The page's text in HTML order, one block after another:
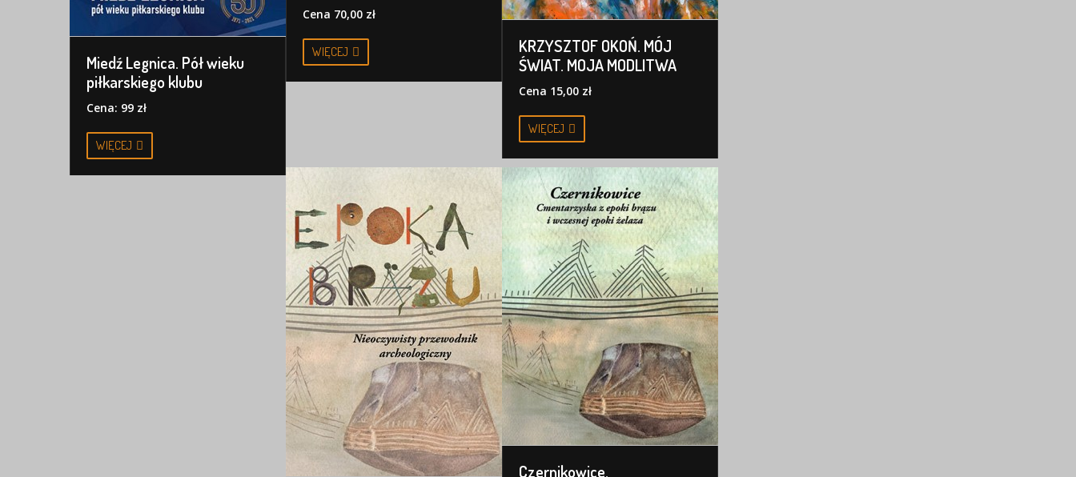
Miedź Legnica. Pół wieku
piłkarskiego klubu
Cena: 99 zł
WIĘCEJ
Cena 70,00 zł
WIĘCEJ
KRZYSZTOF OKOŃ. MÓJ
ŚWIAT. MOJA MODLITWA
Cena 15,00 zł
WIĘCEJ
Czernikowice.